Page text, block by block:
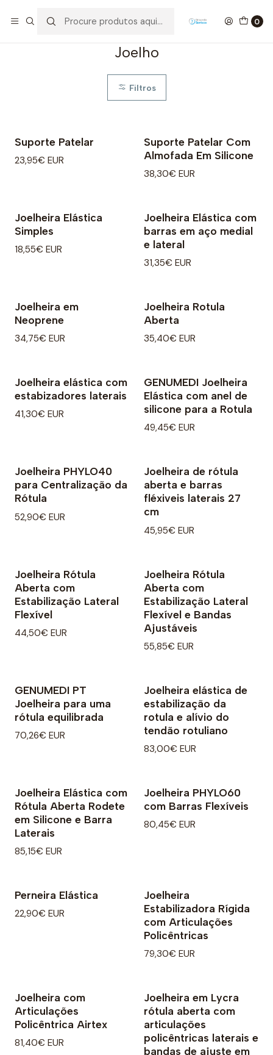
0
Joelho
Filtros
Suporte Patelar
23,95€ EUR
Suporte Patelar Com
Almofada Em Silicone
38,30€ EUR
Joelheira Elástica
Simples
18,55€ EUR
Joelheira Elástica com
barras em aço medial
e lateral
31,35€ EUR
Joelheira em
Neoprene
34,75€ EUR
Joelheira Rotula
Aberta
35,40€ EUR
Joelheira elástica com
estabizadores laterais
41,30€ EUR
GENUMEDI Joelheira
Elástica com anel de
silicone para a Rotula
49,45€ EUR
Joelheira PHYLO40
para Centralização da
Rótula
52,90€ EUR
Joelheira de rótula
aberta e barras
fléxiveis laterais 27
cm
45,95€ EUR
Joelheira Rótula
Aberta com
Estabilização Lateral
Flexível
44,50€ EUR
Joelheira Rótula
Aberta com
Estabilização Lateral
Flexível e Bandas
Ajustáveis
55,85€ EUR
GENUMEDI PT
Joelheira para uma
rótula equilibrada
70,26€ EUR
Joelheira elástica de
estabilização da
rotula e alívio do
tendão rotuliano
83,00€ EUR
Joelheira Elástica com
Rótula Aberta Rodete
em Silicone e Barra
Laterais
85,15€ EUR
Joelheira PHYLO60
com Barras Flexíveis
80,45€ EUR
Perneira Elástica
22,90€ EUR
Joelheira
Estabilizadora Rígida
com Articulações
Policêntricas
79,30€ EUR
Joelheira com
Articulações
Policêntrica Airtex
81,40€ EUR
Joelheira em Lycra
rótula aberta com
articulações
policêntricas laterais e
bandas de ajuste em